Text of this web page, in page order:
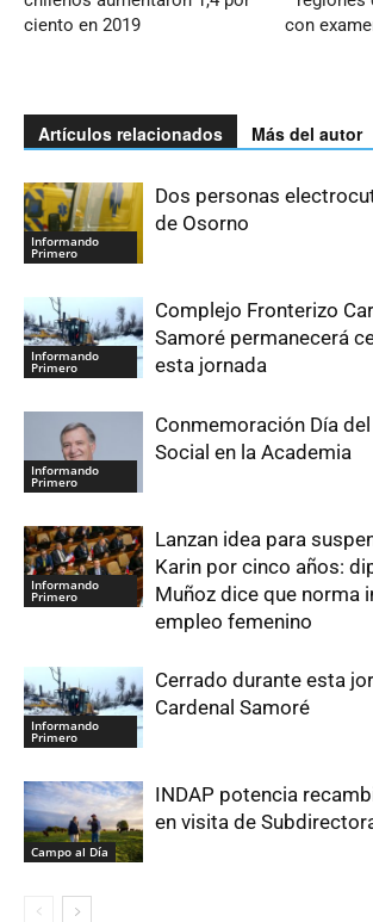
ciento en 2019
con
Artículos relacionados Más del autor
Informando
Primero
Dos personas
de Osorno
Informando
Primero
Complejo Fronterizo
Samoré permanecerá
esta jornada
Informando
Primero
Conmemoración Día
Social en la Academia
Informando
Primero
Lanzan idea para
Karin por cinco años:
Muñoz dice que norma
empleo femenino
Informando
Primero
Cerrado durante esta
Cardenal Samoré
Campo al Día
INDAP potencia
en visita de